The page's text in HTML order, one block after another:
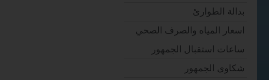
بدالة الطوارئ
اسعار المياه والصرف الصحي
ساعات استقبال الجمهور
شكاوى الجمهور